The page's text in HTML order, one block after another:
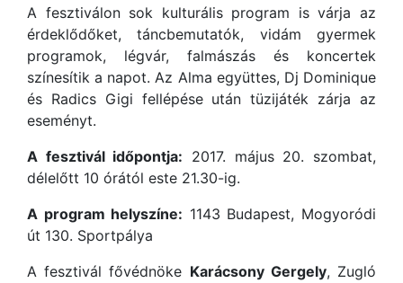
A fesztiválon sok kulturális program is várja az
érdeklődőket, táncbemutatók, vidám gyermek
programok, légvár, falmászás és koncertek
színesítik a napot. Az Alma együttes, Dj Dominique
és Radics Gigi fellépése után tüzijáték zárja az
eseményt.
A fesztivál időpontja: 2017. május 20. szombat,
délelőtt 10 órától este 21.30-ig.
A program helyszíne: 1143 Budapest, Mogyoródi
út 130. Sportpálya
A fesztivál fővédnöke Karácsony Gergely, Zugló